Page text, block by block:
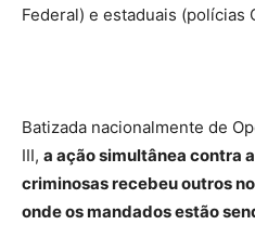
Federal) e estaduais (polícias
Batizada nacionalmente de
III, a ação simultânea contra
criminosas recebeu outros
onde os mandados estão